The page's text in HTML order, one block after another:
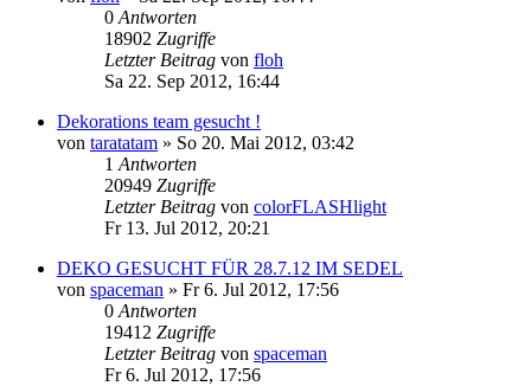
0 Antworten
18902 Zugriffe
Letzter Beitrag von floh
Sa 22. Sep 2012, 16:44
Dekorations team gesucht !
von taratatam » So 20. Mai 2012, 03:42
1 Antworten
20949 Zugriffe
Letzter Beitrag von colorFLASHlight
Fr 13. Jul 2012, 20:21
DEKO GESUCHT FÜR 28.7.12 IM SEDEL
von spaceman » Fr 6. Jul 2012, 17:56
0 Antworten
19412 Zugriffe
Letzter Beitrag von spaceman
Fr 6. Jul 2012, 17:56